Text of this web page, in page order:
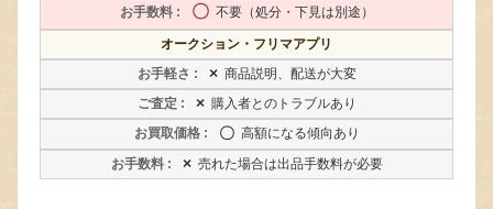
〇 不要（処分・下見は別途）
オークション・フリマアプリ
× 商品説明、配送が大変
× 購入者とのトラブルあり
〇 高額になる傾向あり
× 売れた場合は出品手数料が必要